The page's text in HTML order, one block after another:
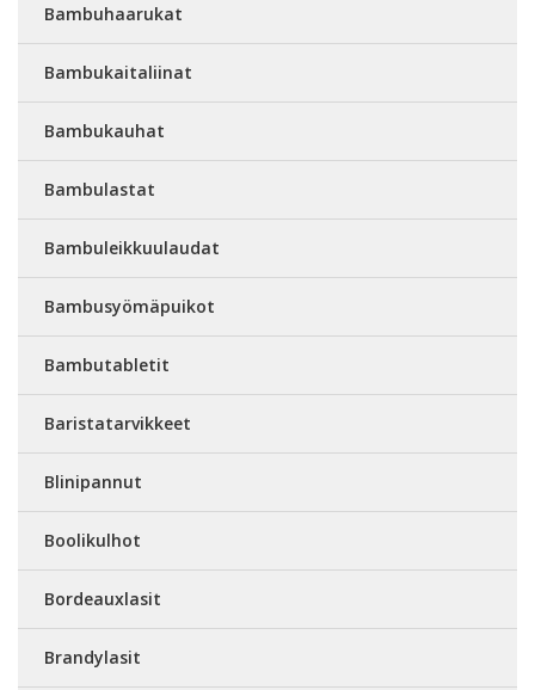
Bambuhaarukat
Bambukaitaliinat
Bambukauhat
Bambulastat
Bambuleikkuulaudat
Bambusyömäpuikot
Bambutabletit
Baristatarvikkeet
Blinipannut
Boolikulhot
Bordeauxlasit
Brandylasit